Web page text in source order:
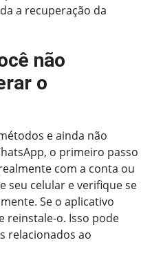
a recuperação da
não
o
e ainda não
o primeiro passo
com a conta ou
seu celular e verifique se
Se o aplicativo
reinstale-o. Isso pode
relacionados ao